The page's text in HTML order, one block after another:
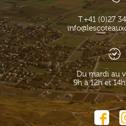
T.+41 (0)27
Du mardi au
9h à 12h et